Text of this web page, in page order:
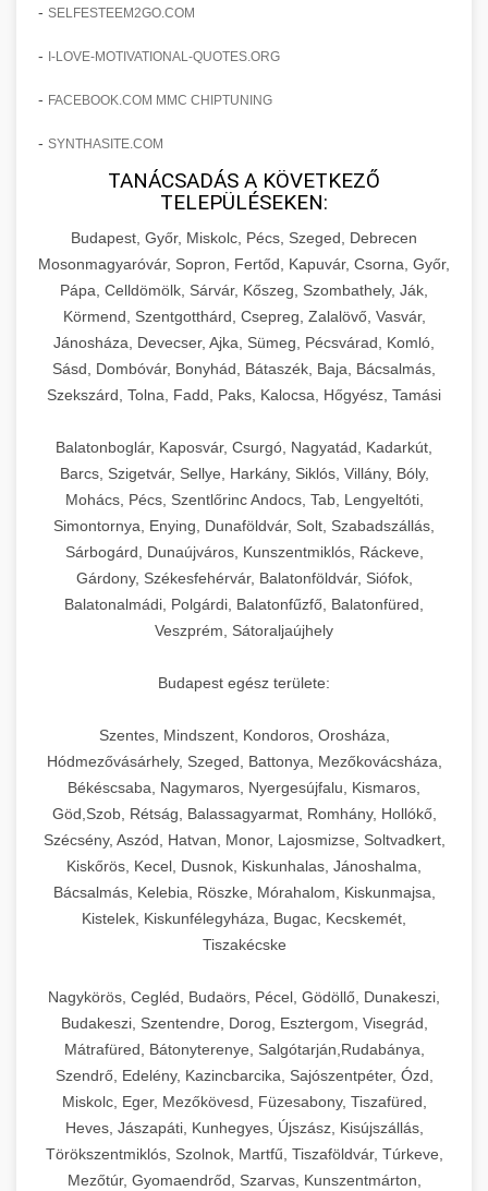
amelyek valós eredményeket hoznak.
szonyegtisztito.net
marketing stratégiai tervrajz
útjáról, bemutatva az utat a küzdő praxistól a
virágzó vállalkozásig 150%-os növekedéssel.
klinika átalakulási történet
Érdeklődés 150%-os Fokozása
Technikák és módszerek a páciensek
érdeklődésének és elkötelezettségének drámai
növeléséhez. Egy 150%-os fellendülési
esettanulmány gyakorlati betekintésekkel.
weboldal-keszites.co
elkötelezettség erősítési módszerek
🎮 19. AI Google Ads és Meta
Kampány Kezelés
Fejlett AI-alapú Google Ads és Meta hirdetési
kampánykezelés. Optimalizálja hirdetési
költségvetését gépi tanulással és
automatizálással.
aikampany.hu AI hirdetési automatizálás
🍞 20. Ipari Dagasztógép +
Professzionális ipari dagasztógépek és
tésztakeverő gépek pékségek és kereskedelmi
konyhák számára. Masszív konstrukció
megbízható teljesítményhez.
chef-iparikonyhagepek.hu
kereskedelmi tésztakeverő
🔪 21. Ipari Szeletelőgép +
Ipari hús- és sajtszeletelő gépek professzionális
élelmiszer-előkészítéshez. Precíziós vágás
állítható vastagság beállítással.
chef-iparikonyhagepek.hu
professzionális élelmiszer szeletelő
📦 22. Vákuumozó Gép +
Kereskedelmi vákuumcsomagoló berendezések
élelmiszerek tartósításához. Hosszabbítsa a
szavatossági időt és tartsa meg a termék
frissességét.
🎁 23. Vákuumfóliázó Gép +
Ipari vákuumfóliázó gépek professzionális
Hatékony lezárási és tartósítási megoldások.
chef-iparikonyhagepek.hu
kereskedelmi csomagoló gép
professzionális konyhák számára. Nagy
kapacitású sütő- és főzőberendezés precíz
hőmérséklet-szabályozással.
chef-iparikonyhagepek.hu
kereskedelmi sütősütő
❄️ 25. Ipari Hűtőszekrény +
Professzionális hűtőegységek és hűtőkamrák
kereskedelmi konyhák számára.
Energiahatékony hűtési megoldások nagy
kapacitással.
chef-iparikonyhagepek.hu
💧 26. Ipari Mosogatógép +
Kereskedelmi mosogatóberendezések nagy
forgalmú éttermi műveletekhez. Gyors tisztítási
ciklusok fertőtlenítési képességekkel.
chef-iparikonyhagepek.hu
🧀 27. Ipari Sajtreszelő Gép +
élelmiszer-előkészítéshez. Különböző reszelési
méretek különböző alkalmazásokhoz.
chef-iparikonyhagepek.hu
kereskedelmi sajtreszelő
🍳 28. Nagykonyhai
Berendezések
+
Teljes körű nagykonyhai berendezések és
professzionális vendéglátóipari kellékek.
Minden, ami szükséges éttermi és catering
műveletekhez.
- SELFESTEEM2GO.COM
- I-LOVE-MOTIVATIONAL-QUOTES.ORG
- FACEBOOK.COM MMC CHIPTUNING
- SYNTHASITE.COM
TANÁCSADÁS A KÖVETKEZŐ
TELEPÜLÉSEKEN:
Budapest, Győr, Miskolc, Pécs, Szeged, Debrecen
Mosonmagyaróvár, Sopron, Fertőd, Kapuvár, Csorna, Győr,
Pápa, Celldömölk, Sárvár, Kőszeg, Szombathely, Ják,
Körmend, Szentgotthárd, Csepreg, Zalalövő, Vasvár,
Jánosháza, Devecser, Ajka, Sümeg, Pécsvárad, Komló,
Sásd, Dombóvár, Bonyhád, Bátaszék, Baja, Bácsalmás,
Szekszárd, Tolna, Fadd, Paks, Kalocsa, Hőgyész, Tamási
Balatonboglár, Kaposvár, Csurgó, Nagyatád, Kadarkút,
Barcs, Szigetvár, Sellye, Harkány, Siklós, Villány, Bóly,
Mohács, Pécs, Szentlőrinc Andocs, Tab, Lengyeltóti,
Simontornya, Enying, Dunaföldvár, Solt, Szabadszállás,
Sárbogárd, Dunaújváros, Kunszentmiklós, Ráckeve,
Gárdony, Székesfehérvár, Balatonföldvár, Siófok,
Balatonalmádi, Polgárdi, Balatonfűzfő, Balatonfüred,
Veszprém, Sátoraljaújhely
Budapest egész területe:
Szentes, Mindszent, Kondoros, Orosháza,
Hódmezővásárhely, Szeged, Battonya, Mezőkovácsháza,
Békéscsaba, Nagymaros, Nyergesújfalu, Kismaros,
Göd,Szob, Rétság, Balassagyarmat, Romhány, Hollókő,
Szécsény, Aszód, Hatvan, Monor, Lajosmizse, Soltvadkert,
Kiskőrös, Kecel, Dusnok, Kiskunhalas, Jánoshalma,
Bácsalmás, Kelebia, Röszke, Mórahalom, Kiskunmajsa,
Kistelek, Kiskunfélegyháza, Bugac, Kecskemét,
Tiszakécske
Nagykörös, Cegléd, Budaörs, Pécel, Gödöllő, Dunakeszi,
Budakeszi, Szentendre, Dorog, Esztergom, Visegrád,
Mátrafüred, Bátonyterenye, Salgótarján,Rudabánya,
Szendrő, Edelény, Kazincbarcika, Sajószentpéter, Ózd,
Miskolc, Eger, Mezőkövesd, Füzesabony, Tiszafüred,
Heves, Jászapáti, Kunhegyes, Újszász, Kisújszállás,
Törökszentmiklós, Szolnok, Martfű, Tiszaföldvár, Túrkeve,
Mezőtúr, Gyomaendrőd, Szarvas, Kunszentmárton,